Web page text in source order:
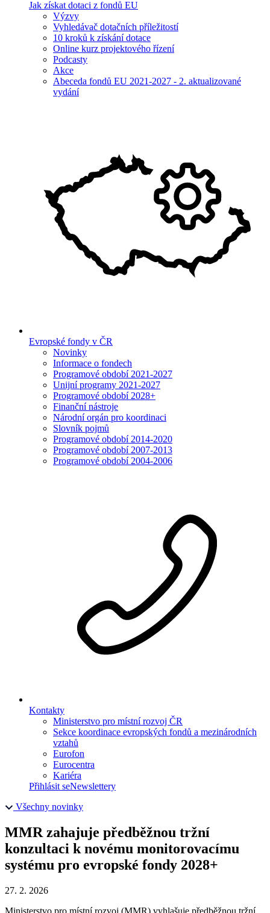
Jak získat dotaci z fondů EU
Výzvy
Vyhledávač dotačních příležitostí
10 kroků k získání dotace
Online kurz projektového řízení
Podcasty
Akce
Abeceda fondů EU 2021-2027 - 2. aktualizované
vydání
Evropské fondy v ČR
Novinky
Informace o fondech
Programové období 2021-2027
Unijní programy 2021-2027
Programové období 2028+
Finanční nástroje
Národní orgán pro koordinaci
Slovník pojmů
Programové období 2014-2020
Programové období 2007-2013
Programové období 2004-2006
Kontakty
Ministerstvo pro místní rozvoj ČR
Sekce koordinace evropských fondů a mezinárodních
vztahů
Eurofon
Eurocentra
Kariéra
Přihlásit seNewslettery
Všechny novinky
MMR zahajuje předběžnou tržní
konzultaci k novému monitorovacímu
systému pro evropské fondy 2028+
27. 2. 2026
Ministerstvo pro místní rozvoj (MMR) vyhlašuje předběžnou tržní